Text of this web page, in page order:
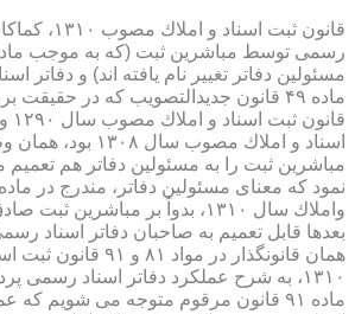
قانون ثبت
مسئولین دفاتر تغییر نام یافته اند) و دفاتر
اسناد و املاك مصوب
مباشرین ثبت را به مسئولین دفاتر هم تعمیم
واملاك سال ۱۳۱۰، بدواً بر مباشرین
بعدها قابل تعمیم به صاحبان دفاتر اسناد
همان قانونگذار در
۱۳۱۰، به شرح عملكرد دفاتر اسناد رسمی
ماده ۹۱ قانون مرقوم متوجه می شویم كه